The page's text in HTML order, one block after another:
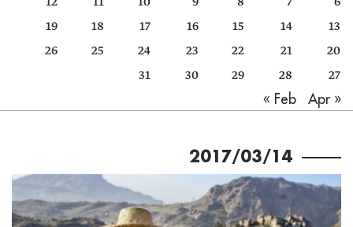
الأرشيف13
14
15
16
17
18
19
20
21
22
23
24
25
26
27
28
29
30
31
« Feb
Apr »
2017/03/14